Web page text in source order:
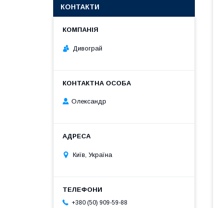
КОНТАКТИ
Дивограй
Олександр
Київ, Україна
+380 (50) 909-59-88